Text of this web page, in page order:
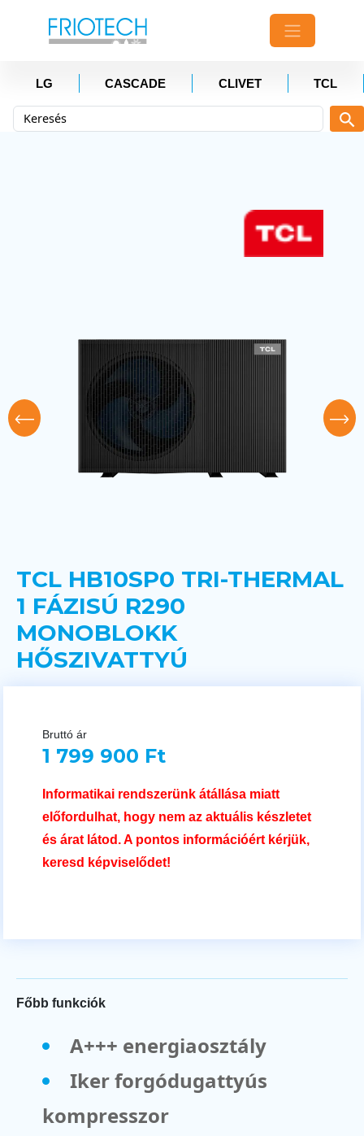
LG CASCADE CLIVET TCL
TCL HB10SP0 TRI-THERMAL
1 FÁZISÚ R290
MONOBLOKK
HŐSZIVATTYÚ
Bruttó ár
1 799 900 Ft
Informatikai rendszerünk átállása miatt
előfordulhat, hogy nem az aktuális készletet
és árat látod. A pontos információért kérjük,
keresd képviselődet!
Főbb funkciók
A+++ energiaosztály
Iker forgódugattyús
kompresszor